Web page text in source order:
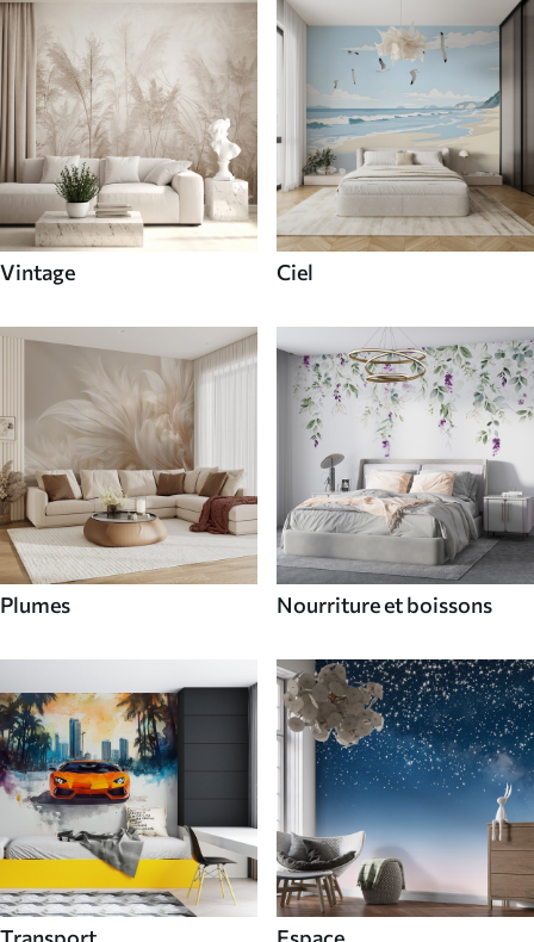
Vintage Ciel
Plumes Nourriture et boissons